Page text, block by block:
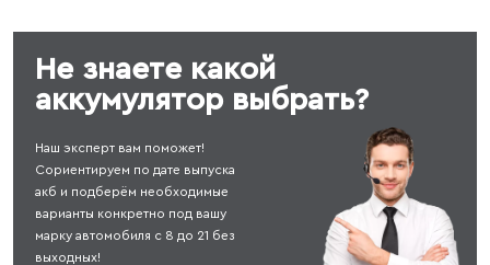
Не знаете какой
аккумулятор выбрать?
Наш эксперт вам поможет!
Сориентируем по дате выпуска
акб и подберём необходимые
варианты конкретно под вашу
марку автомобиля с 8 до 21 без
выходных!